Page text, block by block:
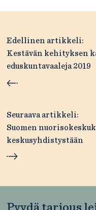
Artikkelien
selaus
Edellinen artikkeli:
Kestävän kehityksen
eduskuntavaaleja 2019
Seuraava artikkeli:
Suomen
keskusyhdistystään
Pyydä tarjous